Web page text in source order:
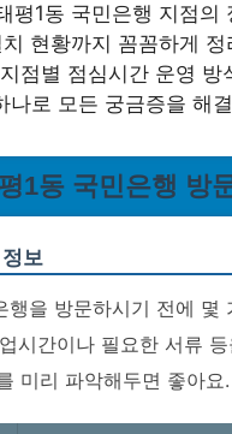
평1동 국민은행 지점
현황까지 꼼꼼하게
점별 점심시간 운영
나로 모든 궁금증을 해
1동 국민은행 방
보
행을 방문하시기 전에
시간이나 필요한 서류
미리 파악해두면 좋아요.